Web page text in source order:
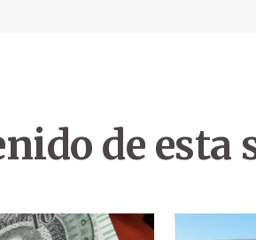
de esta